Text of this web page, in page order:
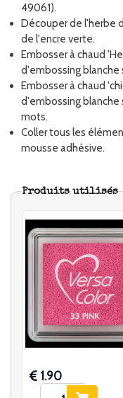
49061).
Découper de l'herbe
de l'encre verte.
Embosser à chaud
d'embossing blanche
Embosser à chaud
d'embossing blanche
mots.
Coller tous les
mousse adhésive.
Produits utilisés
1.90